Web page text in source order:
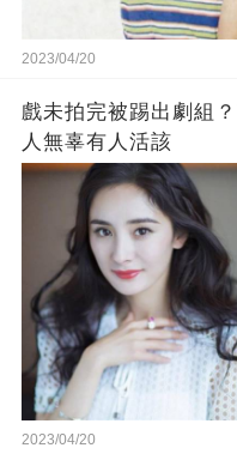
2023/04/20
戲未拍完被踢出劇組
人無辜有人活該
2023/04/20